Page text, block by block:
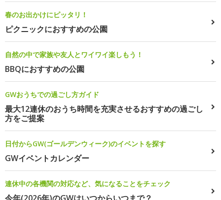
春のお出かけにピッタリ！
ピクニックにおすすめの公園
自然の中で家族や友人とワイワイ楽しもう！
BBQにおすすめの公園
GWおうちでの過ごし方ガイド
最大12連休のおうち時間を充実させるおすすめの過ごし
方をご提案
日付からGW(ゴールデンウィーク)のイベントを探す
GWイベントカレンダー
連休中の各機関の対応など、気になることをチェック